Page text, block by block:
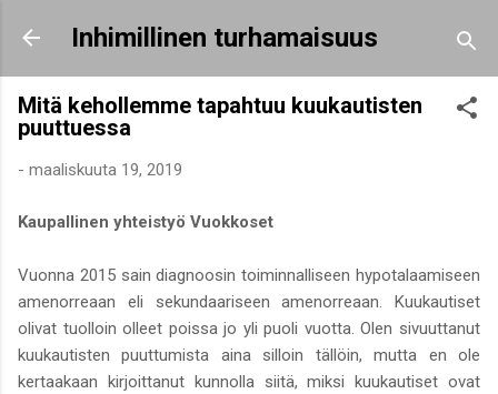
Siirry pääsisältöön
Inhimillinen turhamaisuus
Mitä kehollemme tapahtuu kuukautisten
puuttuessa
- maaliskuuta 19, 2019
Kaupallinen yhteistyö Vuokkoset
Vuonna 2015 sain diagnoosin toiminnalliseen hypotalaamiseen
amenorreaan eli sekundaariseen amenorreaan. Kuukautiset
olivat tuolloin olleet poissa jo yli puoli vuotta. Olen sivuuttanut
kuukautisten puuttumista aina silloin tällöin, mutta en ole
kertaakaan kirjoittanut kunnolla siitä, miksi kuukautiset ovat